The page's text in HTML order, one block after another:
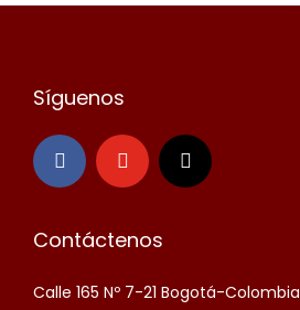
Síguenos
Contáctenos
Calle 165 Nº 7-21 Bogotá-Colombia